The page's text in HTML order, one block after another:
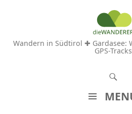
Wandern in Südtirol ✚ Gardasee:
GPS-Tracks